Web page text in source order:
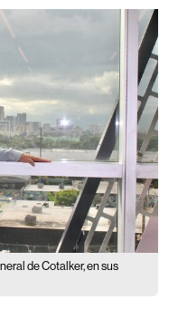
de Cotalker, en sus